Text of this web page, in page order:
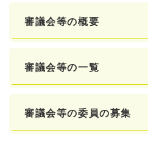
審議会等の概要
審議会等の一覧
審議会等の委員の募集